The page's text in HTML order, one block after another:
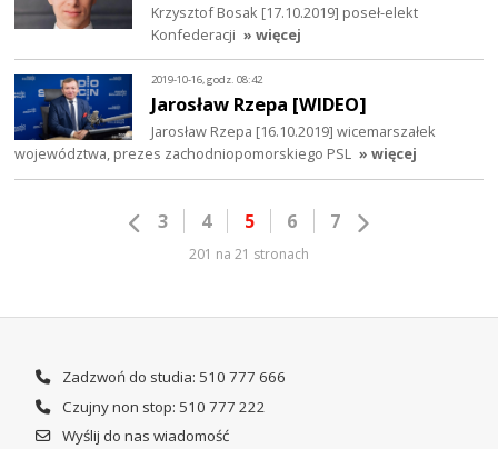
Krzysztof Bosak [17.10.2019] poseł-elekt
Konfederacji » więcej
2019-10-16, godz. 08:42
Jarosław Rzepa [WIDEO]
Jarosław Rzepa [16.10.2019] wicemarszałek
województwa, prezes zachodniopomorskiego PSL » więcej
3 4 5 6 7
201 na 21 stronach
Zadzwoń do studia: 510 777 666
Czujny non stop: 510 777 222
Wyślij do nas wiadomość